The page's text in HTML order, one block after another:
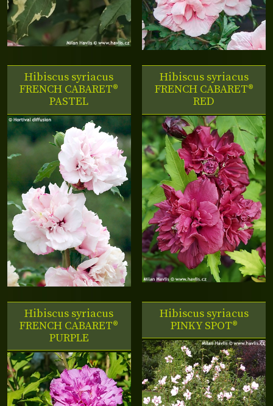
Hibiscus syriacus
FRENCH CABARET®
PASTEL
Hibiscus syriacus
FRENCH CABARET®
RED
Hibiscus syriacus
FRENCH CABARET®
PURPLE
Hibiscus syriacus
PINKY SPOT®